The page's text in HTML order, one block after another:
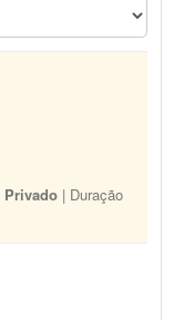
Privado | Duração